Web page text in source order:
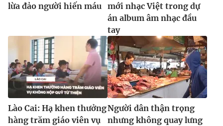
lừa đảo người hiến máu
mới nhạc Việt trong dự
án album âm nhạc đầu
tay
Lào Cai: Hạ khen thưởng
hàng trăm giáo viên vụ
Người dân thận trọng
nhưng không quay lưng